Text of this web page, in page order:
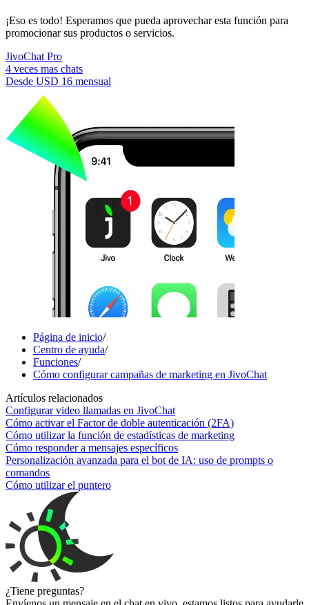
¡Eso es todo! Esperamos que pueda aprovechar esta función para
promocionar sus productos o servicios.
JivoChat Pro
4 veces mas chats
Desde USD 16 mensual
Página de inicio/
Centro de ayuda/
Funciones/
Cómo configurar campañas de marketing en JivoChat
Artículos relacionados
Configurar video llamadas en JivoChat
Cómo activar el Factor de doble autenticación (2FA)
Cómo utilizar la función de estadísticas de marketing
Cómo responder a mensajes específicos
Personalización avanzada para el bot de IA: uso de prompts o
comandos
Cómo utilizar el puntero
¿Tiene preguntas?